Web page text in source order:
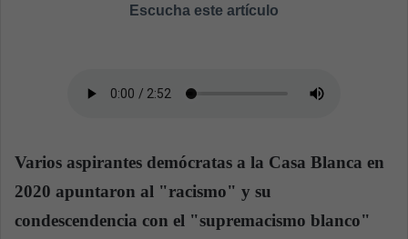
Escucha este artículo
Varios aspirantes demócratas a la Casa Blanca en
2020 apuntaron al "racismo" y su
condescendencia con el "supremacismo blanco"